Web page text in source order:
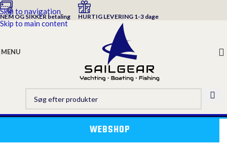
Skip to navigation
Skip to main content
NEM OG SIKKER betaling HURTIG LEVERING 1-3 dage
MENU
WEBSHOP